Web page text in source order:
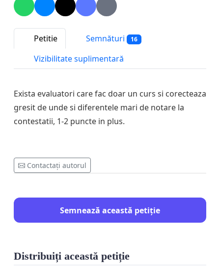
Petitie Semnături 16
Vizibilitate suplimentară
Exista evaluatori care fac doar un curs si corecteaza
gresit de unde si diferentele mari de notare la
contestatii, 1-2 puncte in plus.
Contactați autorul
Semnează această petiție
Distribuiți această petiție